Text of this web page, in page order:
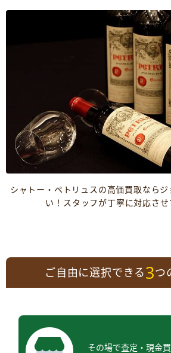
シャトー・ペトリュスの高価買取なら
い！スタッフが丁寧に対応させ
ご自由に選択できる3つ
その場で査定・現金